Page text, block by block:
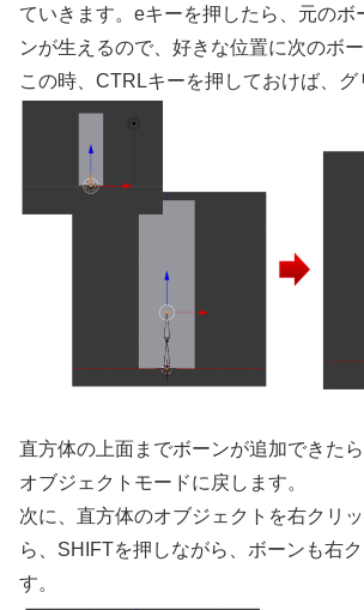
ていきます。eキーを押したら、元のボ
ンが生えるので、好きな位置に次のボ
この時、CTRLキーを押しておけば、グ
直方体の上面までボーンが追加できたら
オブジェクトモードに戻します。
次に、直方体のオブジェクトを右クリ
ら、SHIFTを押しながら、ボーンも右
す。